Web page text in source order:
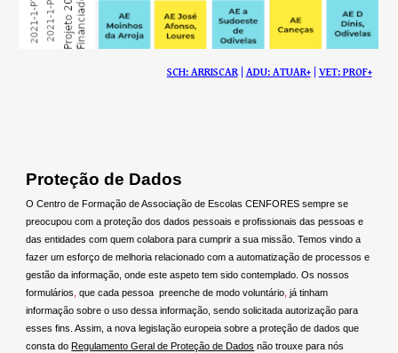
SCH: ARRISCAR| ADU: ATUAR+| VET: PROF+
Proteção de Dados
O Centro de Formação de Associação de Escolas CENFORES sempre se
preocupou com a proteção dos dados pessoais e profissionais das pessoas e
das entidades com quem colabora para cumprir a sua missão.Temos vindo a
fazer um esforço de melhoria relacionado com a automatização de processos e
gestão da informação, onde este aspeto tem sido contemplado. Os nossos
formulários que cada pessoa preenche de modo voluntário já tinham
informação sobre o uso dessa informação, sendo solicitada autorização para
esses fins. Assim, a nova legislação europeia sobre a proteção de dados que
consta do Regulamento Geral de Proteção de Dados não trouxe para nós